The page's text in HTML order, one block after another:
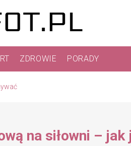
ZDROWIE PORADY
na siłowni – jak